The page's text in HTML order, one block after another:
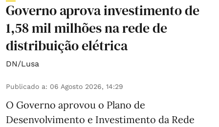
Governo aprova investimento de
1,58 mil milhões na rede de
distribuição elétrica
DN/Lusa
Publicado a: 06 Agosto 2026, 14:29
O Governo aprovou o Plano de
Desenvolvimento e Investimento da Rede